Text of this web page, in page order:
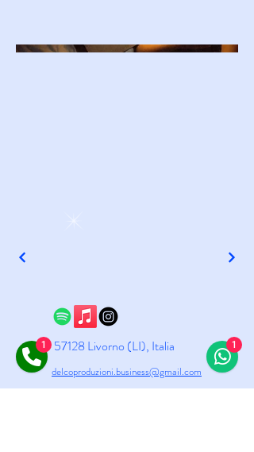
57128 Livorno (LI), Italia
delcoproduzioni.business@gmail.com
1
1